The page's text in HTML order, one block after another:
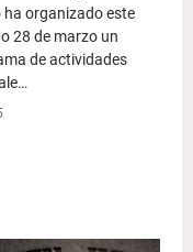
ha organizado este
28 de marzo un
de actividades